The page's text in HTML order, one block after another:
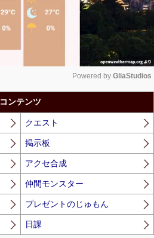
Powered by GliaStudios
コンテンツ
クエスト
掲示板
アクセ合成
仲間モンスター
プレゼントのじゅもん
日課